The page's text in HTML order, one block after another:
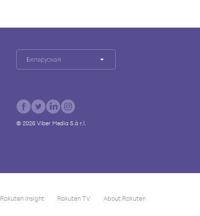
Беларуская
© 2026 Viber Media S.à r.l.
Rakuten Insight Rakuten TV About Rakuten